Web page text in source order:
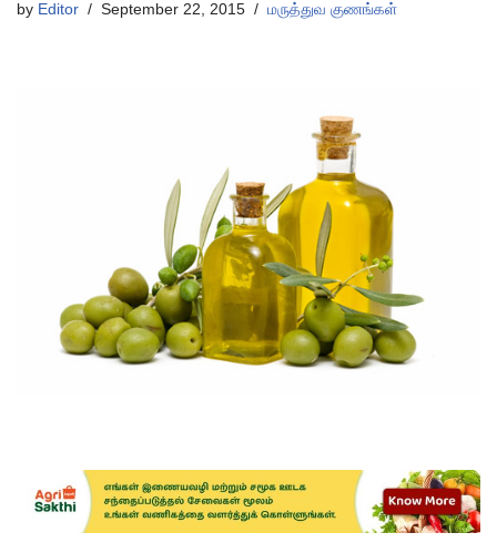
by Editor September 22, 2015 மருத்துவ குணங்கள்